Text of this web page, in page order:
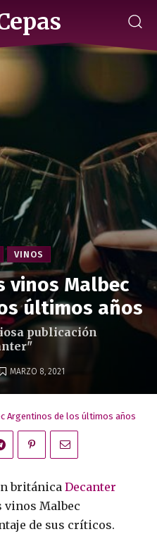
VINOS
vinos Malbec
últimos años
publicación
MARZO 8, 2021
Argentinos de los últimos años
británica Decanter
vinos Malbec
de sus críticos.